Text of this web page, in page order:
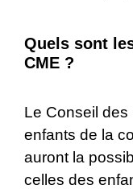
Quels sont
CME ?
Le Conseil
enfants de la
auront la
celles des